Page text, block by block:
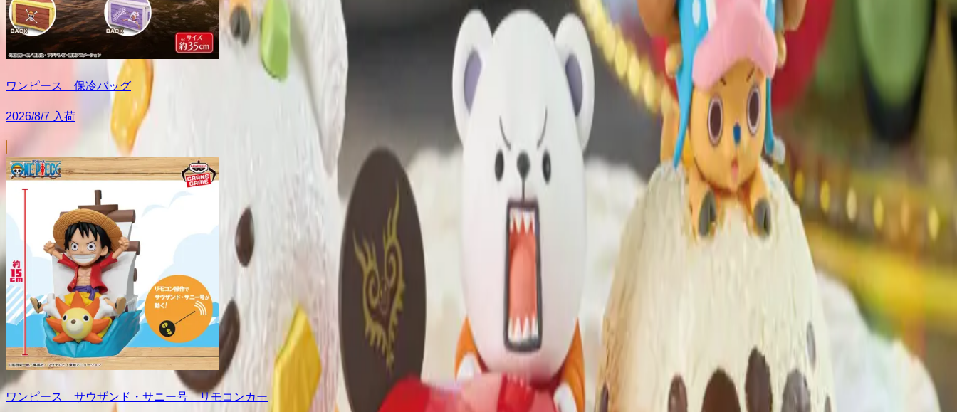
ワンピース 保冷バッグ
2026/8/7 入荷
ワンピース サウザンド・サニー号 リモコンカー